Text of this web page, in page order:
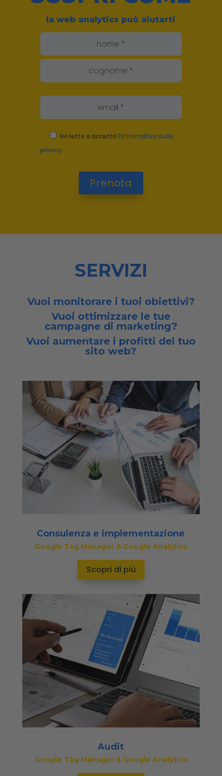
la web analytics può aiutarti
Ho letto e accetto l'informativa sulla
privacy
SERVIZI
Vuoi monitorare i tuoi obiettivi?
Vuoi ottimizzare le tue
campagne di marketing?
Vuoi aumentare i profitti del tuo
sito web?
Consulenza e implementazione
Google Tag Manager & Google Analytics
Scopri di più
Audit
Google Tag Manager & Google Analytics